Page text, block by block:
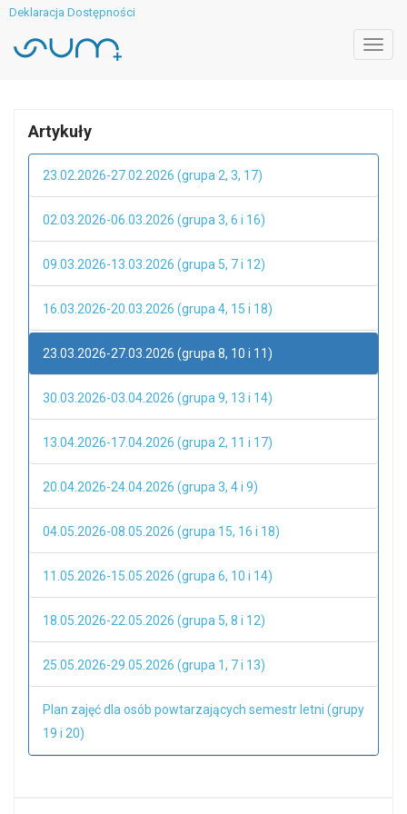
Deklaracja Dostępności
Artykuły
23.02.2026-27.02.2026 (grupa 2, 3, 17)
02.03.2026-06.03.2026 (grupa 3, 6 i 16)
09.03.2026-13.03.2026 (grupa 5, 7 i 12)
16.03.2026-20.03.2026 (grupa 4, 15 i 18)
23.03.2026-27.03.2026 (grupa 8, 10 i 11)
30.03.2026-03.04.2026 (grupa 9, 13 i 14)
13.04.2026-17.04.2026 (grupa 2, 11 i 17)
20.04.2026-24.04.2026 (grupa 3, 4 i 9)
04.05.2026-08.05.2026 (grupa 15, 16 i 18)
11.05.2026-15.05.2026 (grupa 6, 10 i 14)
18.05.2026-22.05.2026 (grupa 5, 8 i 12)
25.05.2026-29.05.2026 (grupa 1, 7 i 13)
Plan zajęć dla osób powtarzających semestr letni (grupy
19 i 20)